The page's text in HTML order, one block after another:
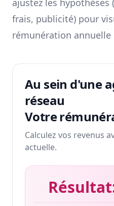
ajustez les
frais, publicité) pour
rémunération annuelle
Au sein d'une
réseau
Votre
Calculez vos revenus
actuelle.